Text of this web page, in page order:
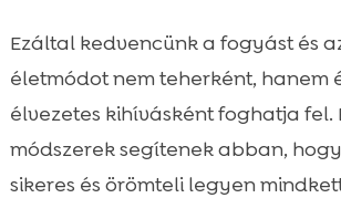
Ezáltal kedvencünk a fogyást és
életmódot nem teherként, hanem
élvezetes kihívásként foghatja fel.
módszerek segítenek abban,
sikeres és örömteli legyen